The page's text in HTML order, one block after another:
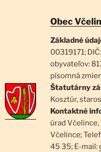
Obec
Základné
00319171;
obyvateľov:
písomná
Štatutárny
Kosztúr,
Kontaktné
úrad
Včelince;
45 35; E-mail: